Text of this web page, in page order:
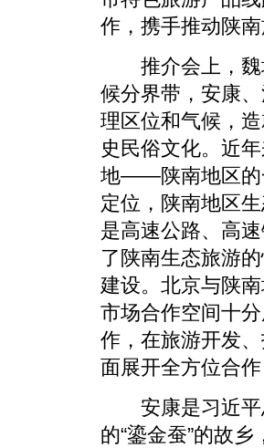
作，携手推动陕南
推介会上，魏
候分界带，安康
理区位和气候，
史民俗文化。近
地——陕南地区的
定位，陕南地区
是高速公路、高
了陕南生态旅游
建设。北京与陕
市场合作空间十
作，在旅游开发
面展开全方位合
安康是习近平
的“鎏金蚕”的故